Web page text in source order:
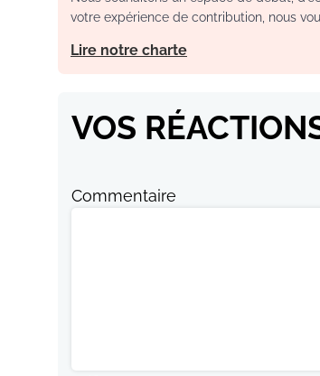
votre expérience de contribution, nous
Lire notre charte
VOS
Commentaire